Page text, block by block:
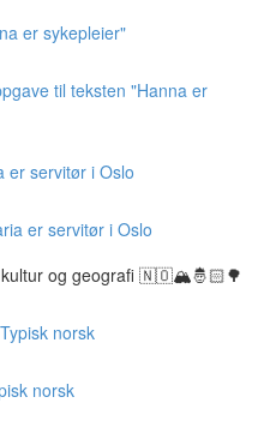
er sykepleier"
til teksten "Hanna er
er servitør i Oslo
er servitør i Oslo
kultur og geografi 🇳🇴🏔🤴🏻🌳
norsk
norsk